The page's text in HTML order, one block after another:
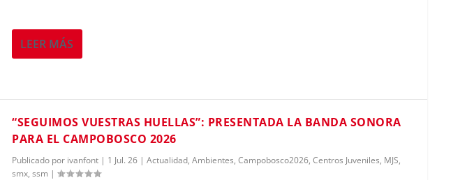
LEER MÁS
“SEGUIMOS VUESTRAS HUELLAS”: PRESENTADA LA BANDA SONORA
PARA EL CAMPOBOSCO 2026
Publicado por ivanfont | 1 Jul. 26 | Actualidad, Ambientes, Campobosco2026, Centros Juveniles, MJS,
smx, ssm |